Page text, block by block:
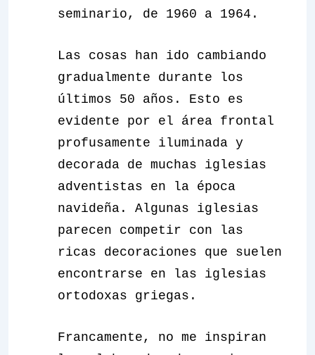
seminario, de 1960 a 1964.
Las cosas han ido cambiando
gradualmente durante los
últimos 50 años. Esto es
evidente por el área frontal
profusamente iluminada y
decorada de muchas iglesias
adventistas en la época
navideña. Algunas iglesias
parecen competir con las
ricas decoraciones que suelen
encontrarse en las iglesias
ortodoxas griegas.
Francamente, no me inspiran